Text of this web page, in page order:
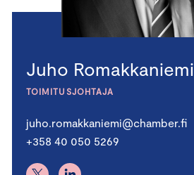
Juho Romakkaniemi
TOIMITUSJOHTAJA
juho.romakkaniemi@chamber.fi
+358 40 050 5269